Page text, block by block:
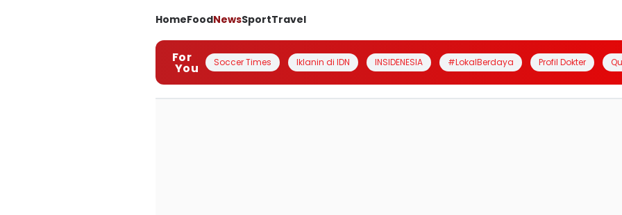
HomeFoodNewsSportTravel
For
You Soccer Times Iklanin di IDN INSIDENESIA #LokalBerdaya Profil Dokter